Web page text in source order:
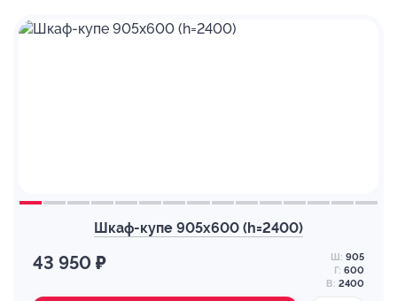
Шкаф-купе 905х600 (h=2400)
43 950 ₽ Ш: 905
Г: 600
В: 2400